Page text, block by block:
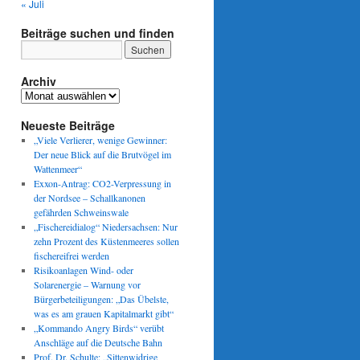
« Juli
Beiträge suchen und finden
Archiv
Archiv
Neueste Beiträge
„Viele Verlierer, wenige Gewinner:
Der neue Blick auf die Brutvögel im
Wattenmeer“
Exxon-Antrag: CO2-Verpressung in
der Nordsee – Schallkanonen
gefährden Schweinswale
„Fischereidialog“ Niedersachsen: Nur
zehn Prozent des Küstenmeeres sollen
fischereifrei werden
Risikoanlagen Wind- oder
Solarenergie – Warnung vor
Bürgerbeteiligungen: „Das Übelste,
was es am grauen Kapitalmarkt gibt“
„Kommando Angry Birds“ verübt
Anschläge auf die Deutsche Bahn
Prof. Dr. Schulte: „Sittenwidrige